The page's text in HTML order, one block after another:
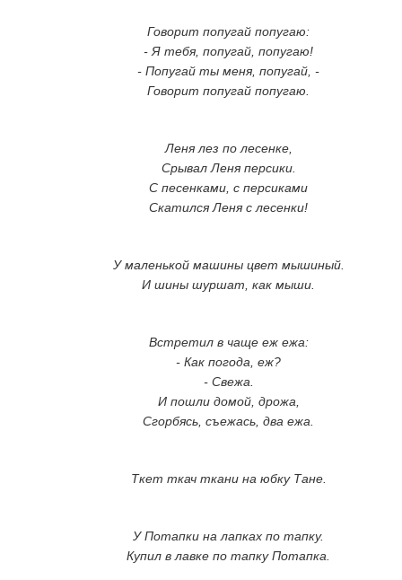
Говорит попугай попугаю:
- Я тебя, попугай, попугаю!
- Попугай ты меня, попугай, -
Говорит попугай попугаю.
Леня лез по лесенке,
Срывал Леня персики.
С песенками, с персиками
Скатился Леня с лесенки!
У маленькой машины цвет мышиный.
И шины шуршат, как мыши.
Встретил в чаще еж ежа:
- Как погода, еж?
- Свежа.
И пошли домой, дрожа,
Сгорбясь, съежась, два ежа.
Ткет ткач ткани на юбку Тане.
У Потапки на лапках по тапку.
Купил в лавке по тапку Потапка.